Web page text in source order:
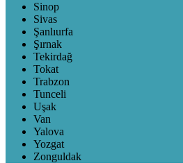
Sinop
Sivas
Şanlıurfa
Şırnak
Tekirdağ
Tokat
Trabzon
Tunceli
Uşak
Van
Yalova
Yozgat
Zonguldak